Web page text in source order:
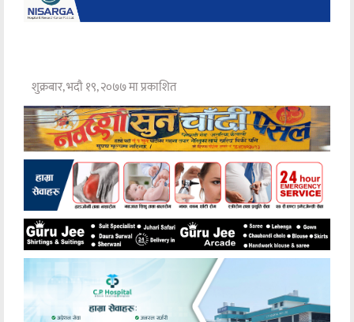
शुक्रबार, भदौ १९, २०७७ मा प्रकाशित